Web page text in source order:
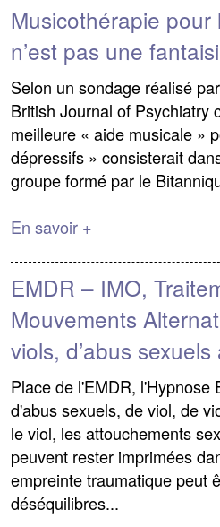
Musicothérapie
n’est pas une
Selon un sondage réalisé
British Journal of Psychiatry
meilleure « aide musicale »
dépressifs » consisterait
groupe formé par le
En savoir +
EMDR – IMO,
Mouvements
viols, d’abus
Place de l'EMDR, l'Hypnose
d'abus sexuels, de viol, de
le viol, les attouchements
peuvent rester imprimées
empreinte traumatique peut
déséquilibres...